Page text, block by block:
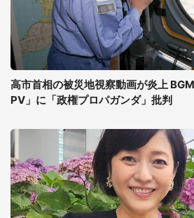
高市首相の被災地視察動画が炎上
PV」に「政権プロパガンダ」批判